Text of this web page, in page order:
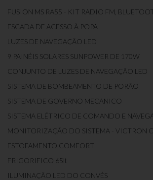
FUSION MS RA55 - KIT RADIO FM,
ESCADA DE ACESSO À POPA
LUZES DE NAVEGAÇÃO LED
9 PAINÉIS SOLARES SUNPOWER DE 170W
CONJUNTO DE LUZES DE NAVEGAÇÃO LED
SISTEMA DE BOMBEAMENTO DE PORÃO
SISTEMA DE GOVERNO MECANICO
SISTEMA ELÉTRICO DE COMANDO E
MONITORIZAÇÃO DO SISTEMA - VICTRON
ESTOFAMENTO COMFORT
FRIGORIFICO 65lt
ILUMINAÇÃO LED DO CONVÉS